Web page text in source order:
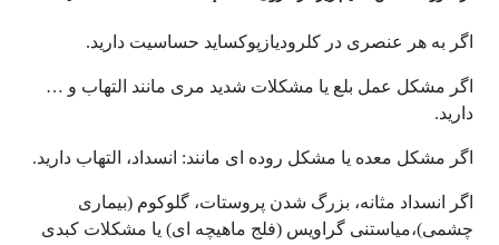
اگر به هر عنصری در کلرودیازپوکساید حساسیت دارید.
اگر مشکل عمل بلع یا مشکلات شدید مری مانند التهاب و …
دارید.
اگر مشکل معده یا مشکل روده ای مانند: انسداد، التهاب دارید.
اگر انسداد مثانه، بزرگ شدن پروستات، گلوکوم (بیماری
چشمی)،میاستنی گراویس (فلج ماهیچه ای) یا مشکلات کبدی